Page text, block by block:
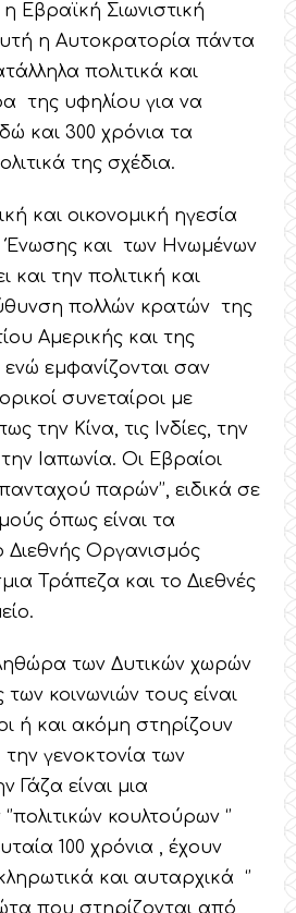
Εβραϊκή Σιωνιστική
η Αυτοκρατορία πάντα
πολιτικά και
της υφηλίου για να
και 300 χρόνια τα
της σχέδια.
και οικονομική ηγεσία
και των Ηνωμένων
και την πολιτική και
πολλών κρατών της
Αμερικής και της
εμφανίζονται σαν
συνεταίροι με
την Κίνα, τις Ινδίες, την
Ιαπωνία. Οι Εβραίοι
πανταχού παρών’’, ειδικά σε
όπως είναι τα
Οργανισμός
Τράπεζα και το Διεθνές
των Δυτικών χωρών
κοινωνιών τους είναι
ή και ακόμη στηρίζουν
γενοκτονία των
Γάζα είναι μια
κουλτούρων ‘’
100 χρόνια , έχουν
και αυταρχικά ‘’
που στηρίζονται από